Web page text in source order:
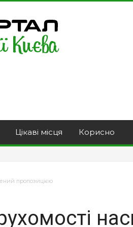
Цікаві місця Корисно
пропозицією